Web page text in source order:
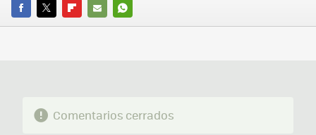
FACEBOOK
TWITTERFLIPBOARD
E-
WHATSAPP
Comentarios cerrados